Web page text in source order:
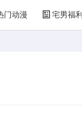
门动漫 宅男福利